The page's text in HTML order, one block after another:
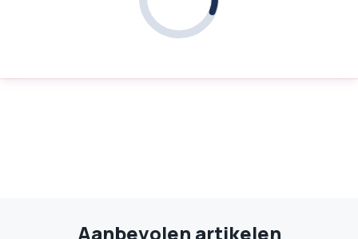
Aanbevolen artikelen